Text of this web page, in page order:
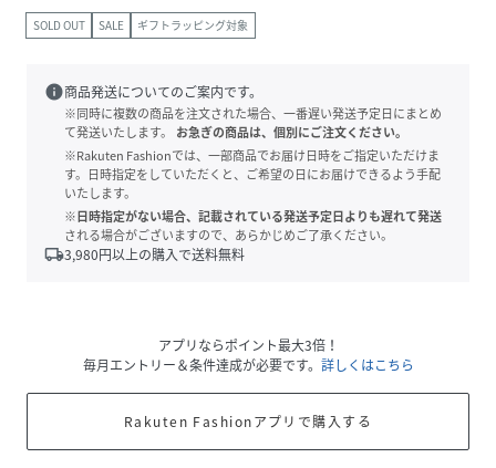
SOLD OUT SALE ギフトラッピング対象
info商品発送についてのご案内です。
※同時に複数の商品を注文された場合、一番遅い発送予定日にまとめ
て発送いたします。
お急ぎの商品は、個別にご注文ください。
※Rakuten Fashionでは、一部商品でお届け日時をご指定いただけま
す。日時指定をしていただくと、ご希望の日にお届けできるよう手配
いたします。
※日時指定がない場合、記載されている発送予定日よりも遅れて発送
される場合がございますので、あらかじめご了承ください。
local_shipping3,980円以上の購入で送料無料
アプリならポイント最大3倍！
毎月エントリー＆条件達成が必要です。 詳しくはこちら
Rakuten Fashionアプリで購入する